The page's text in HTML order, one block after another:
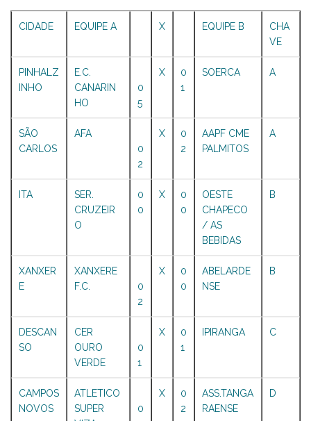
CIDADE EQUIPE A X EQUIPE B
CHA
VE
PINHALZ
INHO
E.C.
CANARIN
HO
0
5
X
0
1
SOERCA A
SÃO
CARLOS
AFA
0
2
X
0
2
AAPF CME
PALMITOS
A
ITA
SER.
CRUZEIR
O
0
0
X
0
0
OESTE
CHAPECO
/ AS
BEBIDAS
B
XANXER
E
XANXERE
F.C.
0
2
X
0
0
ABELARDE
NSE
B
DESCAN
SO
CER
OURO
VERDE
0
1
X
0
1
IPIRANGA C
CAMPOS
NOVOS
ATLETICO
SUPER
0
X
0
2
ASS.TANGA
RAENSE
D